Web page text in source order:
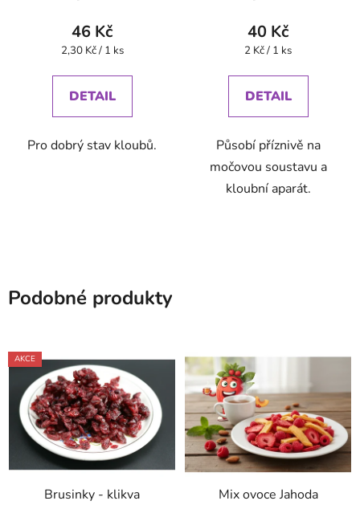
46 Kč
Měrná
2,30 Kč / 1 ks
DETAIL
Pro dobrý stav kloubů.
40 Kč
Měrná
2 Kč / 1 ks
DETAIL
Působí příznivě na
močovou soustavu a
kloubní aparát.
Podobné produkty
AKCE
Brusinky - klikva
Mix ovoce Jahoda